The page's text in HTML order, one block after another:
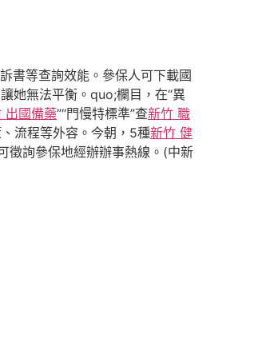
書等查詢效能。參保人可下載國
她無法平衡。quo;欄目，在“異
出國備藥”“門慢特標準”查新竹 職
流程等外容。今朝，5種新竹 健
徵詢參保地經辦辦事熱線。(中新